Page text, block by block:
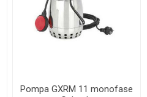
Pompa GXRM 11 monofase